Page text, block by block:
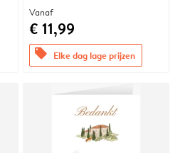
Vanaf
€ 11,99
offers Elke dag lage prijzen